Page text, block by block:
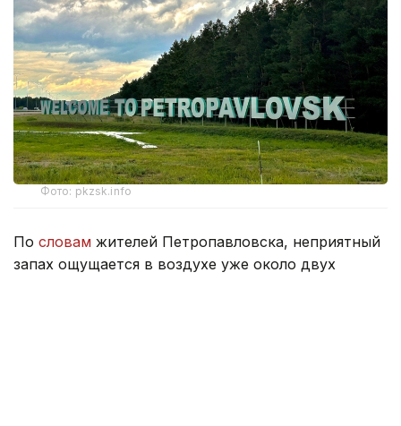
Фото: pkzsk.info
По словам жителей Петропавловска, неприятный
запах ощущается в воздухе уже около двух